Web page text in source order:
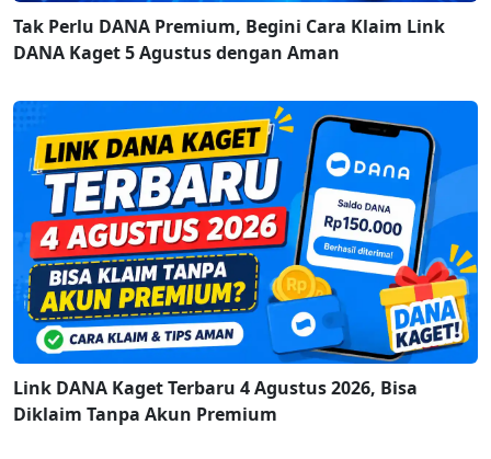
Tak Perlu DANA Premium, Begini Cara Klaim Link
DANA Kaget 5 Agustus dengan Aman
Link DANA Kaget Terbaru 4 Agustus 2026, Bisa
Diklaim Tanpa Akun Premium